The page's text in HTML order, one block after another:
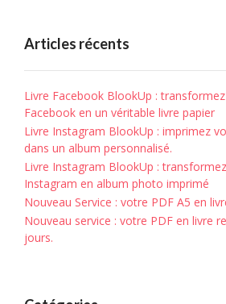
Articles récents
Livre Facebook BlookUp :
Facebook en un véritable livre papier
Livre Instagram BlookUp : imprimez
dans un album personnalisé.
Livre Instagram BlookUp :
Instagram en album photo imprimé
Nouveau Service : votre PDF A5 en
Nouveau service : votre PDF en livre
jours.